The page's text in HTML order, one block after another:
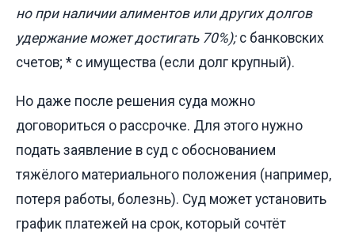
но при наличии алиментов или других долгов
удержание может достигать 70%); с банковских
счетов; * с имущества (если долг крупный).
Но даже после решения суда можно
договориться о рассрочке. Для этого нужно
подать заявление в суд с обоснованием
тяжёлого материального положения (например,
потеря работы, болезнь). Суд может установить
график платежей на срок, который сочтёт